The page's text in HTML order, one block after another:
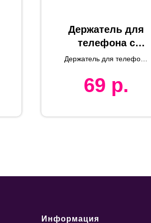
Держатель для
телефона с
ремешком для
серый,
7,5*2,2*0,5см
Держатель для телефона
69 р.
Информация